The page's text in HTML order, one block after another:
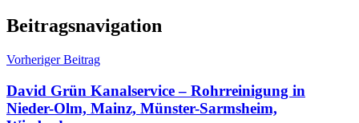
Beitragsnavigation
Vorheriger Beitrag
David Grün Kanalservice – Rohrreinigung in
Nieder-Olm, Mainz, Münster-Sarmsheim,